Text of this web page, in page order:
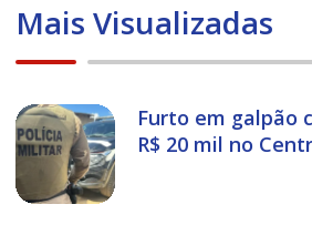
Mais Visualizadas
Furto em galpão
R$ 20 mil no